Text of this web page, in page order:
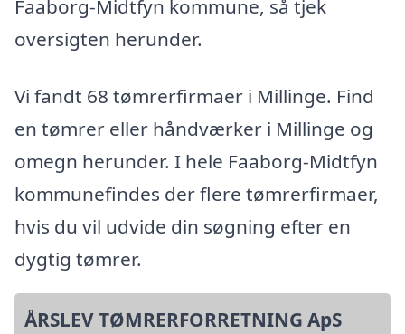
Faaborg-Midtfyn kommune, så tjek
oversigten herunder.
Vi fandt 68 tømrerfirmaer i Millinge. Find
en tømrer eller håndværker i Millinge og
omegn herunder. I hele Faaborg-Midtfyn
kommunefindes der flere tømrerfirmaer,
hvis du vil udvide din søgning efter en
dygtig tømrer.
ÅRSLEV TØMRERFORRETNING ApS